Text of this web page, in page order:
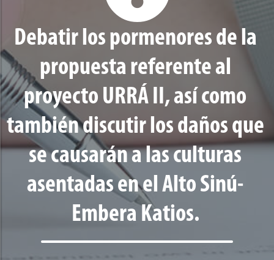
Debatir los pormenores de la
propuesta referente al
proyecto URRÁ II, así como
también discutir los daños que
se causarán a las culturas
asentadas en el Alto Sinú-
Embera Katios.